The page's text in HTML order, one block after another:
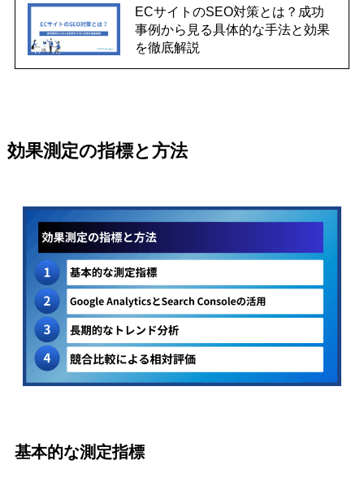
ECサイトのSEO対策とは？成功
事例から見る具体的な手法と効果
を徹底解説
効果測定の指標と方法
基本的な測定指標